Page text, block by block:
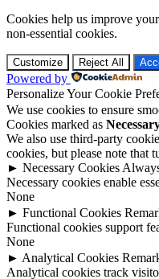
Cookies help us improve
non-essential cookies.
Customize Reject All
Powered by
Personalize Your Cookie
We use cookies to ensure
Cookies marked as
We also use third-party
cookies, but please note that
► Necessary Cookies
Necessary cookies enable
None
► Functional Cookies
Functional cookies support
None
► Analytical Cookies
Analytical cookies track